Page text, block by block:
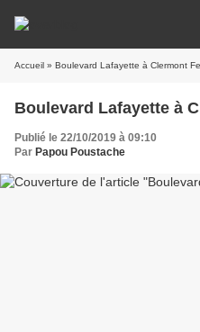
Accueil » Boulevard Lafayette à Clermont
Boulevard Lafayette à
Publié le 22/10/2019 à 09:10
Par Papou Poustache